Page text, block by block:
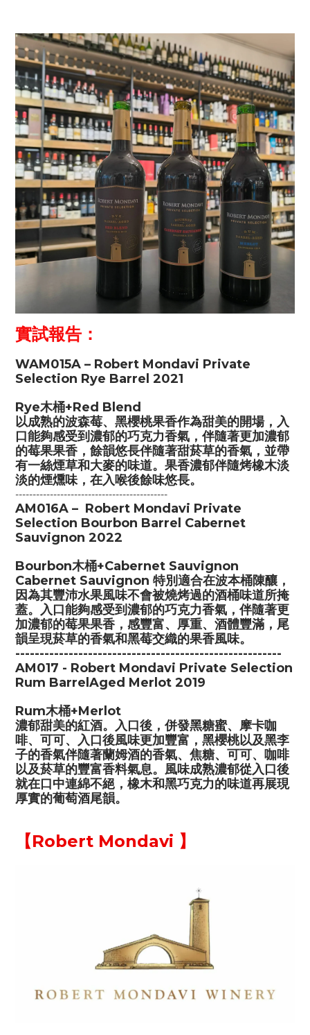
實試報告：
WAM015A – Robert Mondavi Private
Selection Rye Barrel 2021
Rye木桶+Red Blend
以成熟的波森莓、黑櫻桃果香作為甜美的開場，入
口能夠感受到濃郁的巧克力香氣，伴隨著更加濃郁
的莓果果香，餘韻悠長伴隨著甜菸草的香氣，並帶
有一絲煙草和大麥的味道。果香濃郁伴隨烤橡木淡
淡的煙燻味，在入喉後餘味悠長。
--------------------------------------------
AM016A – Robert Mondavi Private
Selection Bourbon Barrel Cabernet
Sauvignon 2022
Bourbon木桶+Cabernet Sauvignon
Cabernet Sauvignon 特別適合在波本桶陳釀，
因為其豐沛水果風味不會被燒烤過的酒桶味道所掩
蓋。入口能夠感受到濃郁的巧克力香氣，伴隨著更
加濃郁的莓果果香，感豐富、厚重、酒體豐滿，尾
韻呈現菸草的香氣和黑莓交織的果香風味。
-------------------------------------------------------
AM017 - Robert Mondavi Private Selection
Rum BarrelAged Merlot 2019
Rum木桶+Merlot
濃郁甜美的紅酒。入口後，併發黑糖蜜、摩卡咖
啡、可可、入口後風味更加豐富，黑櫻桃以及黑李
子的香氣伴隨著蘭姆酒的香氣、焦糖、可可、咖啡
以及菸草的豐富香料氣息。風味成熟濃郁從入口後
就在口中連綿不絕，橡木和黑巧克力的味道再展現
厚實的葡萄酒尾韻。
【Robert Mondavi 】